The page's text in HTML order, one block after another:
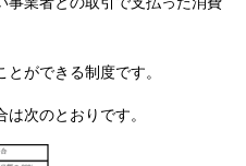
ができる制度です。
次のとおりです。